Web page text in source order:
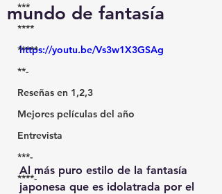
***
****
*****
**-
Reseñas en 1,2,3
Mejores películas del año
Entrevista
***-
****-
mundo de fantasía
https://youtu.be/Vs3w1X3GSAg
Al más puro estilo de la fantasía
japonesa que es idolatrada por el